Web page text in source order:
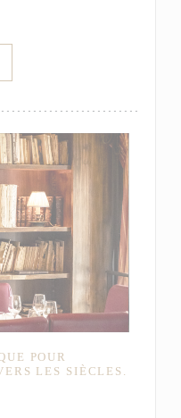
EN UNA NUEVA
POUR
LES SIÈCLES.